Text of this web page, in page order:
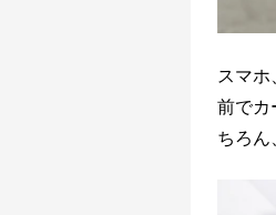
スマ
前でカ
ちろん